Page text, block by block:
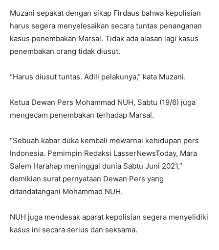
Muzani sepakat dengan sikap Firdaus bahwa kepolisian
harus segera menyelesaikan secara tuntas penanganan
kasus penembakan Marsal. Tidak ada alasan lagi kasus
penembakan orang tidak diusut.
“Harus diusut tuntas. Adili pelakunya,” kata Muzani.
Ketua Dewan Pers Mohammad NUH, Sabtu (19/6) juga
mengecam penembakan terhadap Marsal.
“Sebuah kabar duka kembali mewarnai kehidupan pers
Indonesia. Pemimpin Redaksi LasserNewsToday, Mara
Salem Harahap meninggal dunia Sabtu Juni 2021,”
demikian surat pernyataan Dewan Pers yang
ditandatangani Mohammad NUH.
NUH juga mendesak aparat kepolisian segera menyelidiki
kasus ini secara serius dan seksama.